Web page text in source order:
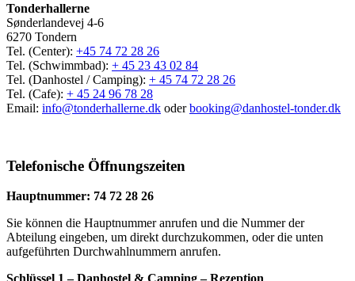
Tonderhallerne
Sønderlandevej 4-6
6270 Tondern
Tel. (Center): +45 74 72 28 26
Tel. (Schwimmbad): + 45 23 43 02 84
Tel. (Danhostel / Camping): + 45 74 72 28 26
Tel. (Cafe): + 45 24 96 78 28
Email: info@tonderhallerne.dk oderbooking@danhostel-tonder.dk
Telefonische Öffnungszeiten
Hauptnummer: 74 72 28 26
Sie können die Hauptnummer anrufen und die Nummer der
Abteilung eingeben, um direkt durchzukommen, oder die unten
aufgeführten Durchwahlnummern anrufen.